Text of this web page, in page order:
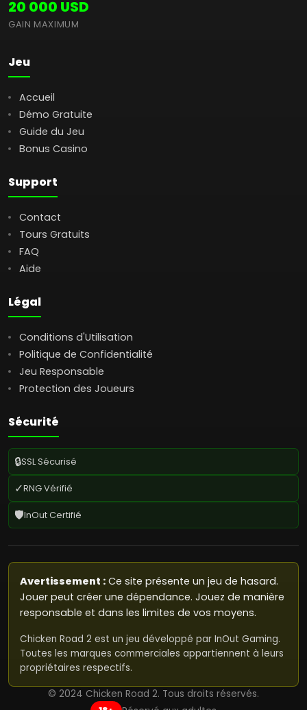
20 000 USD
GAIN MAXIMUM
Jeu
Accueil
Démo Gratuite
Guide du Jeu
Bonus Casino
Support
Contact
Tours Gratuits
FAQ
Aide
Légal
Conditions d'Utilisation
Politique de Confidentialité
Jeu Responsable
Protection des Joueurs
Sécurité
🔒SSL Sécurisé
✓RNG Vérifié
🛡️InOut Certifié
Avertissement : Ce site présente un jeu de hasard.
Jouer peut créer une dépendance. Jouez de manière
responsable et dans les limites de vos moyens.
Chicken Road 2 est un jeu développé par InOut Gaming.
Toutes les marques commerciales appartiennent à leurs
propriétaires respectifs.
© 2024 Chicken Road 2. Tous droits réservés.